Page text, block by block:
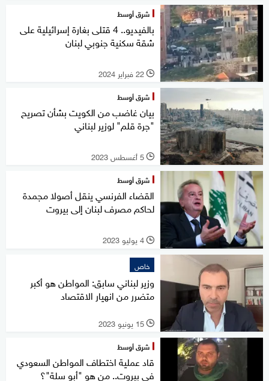
شرق أوسط
بالفيديو.. 4 قتلى بغارة إسرائيلية على
شقة سكنية جنوبي لبنان
l 22 فبراير 2024
شرق أوسط
بيان غاضب من الكويت بشأن تصريح
"جرة قلم" لوزير لبناني
l 5 أغسطس 2023
شرق أوسط
القضاء الفرنسي ينقل أصولا مجمدة
لحاكم مصرف لبنان إلى بيروت
l 4 يوليو 2023
خاص
وزير لبناني سابق: المواطن هو أكبر
متضرر من انهيار الاقتصاد
l 15 يونيو 2023
شرق أوسط
قاد عملية اختطاف المواطن السعودي
في بيروت.. من هو "أبو سلة"؟